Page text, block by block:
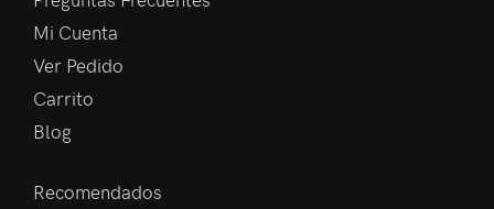
Mi Cuenta
Ver Pedido
Carrito
Blog
Recomendados